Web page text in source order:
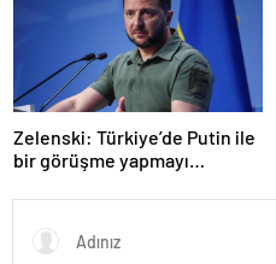
Zelenski: Türkiye’de Putin ile
bir görüşme yapmayı